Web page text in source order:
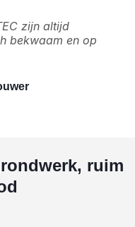
zijn altijd
bekwaam en op
ruim